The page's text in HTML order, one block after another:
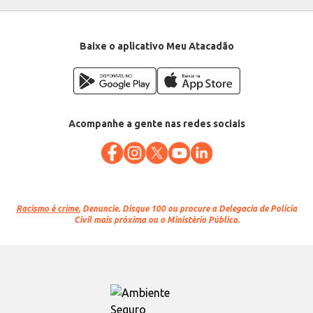
Baixe o aplicativo Meu Atacadão
Acompanhe a gente nas redes sociais
Racismo é crime. Denuncie. Disque 100 ou procure a Delegacia de Polícia
Civil mais próxima ou o Ministério Público.